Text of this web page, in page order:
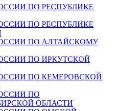
ПО РЕСПУБЛИКЕ
ПО РЕСПУБЛИКЕ
ПО АЛТАЙСКОМУ
ПО ИРКУТСКОЙ
ПО КЕМЕРОВСКОЙ
ПО
ОБЛАСТИ